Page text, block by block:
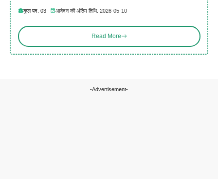
कुल पद: 03 आवेदन की अंतिम तिथि: 2026-05-10
Read More
-Advertisement-